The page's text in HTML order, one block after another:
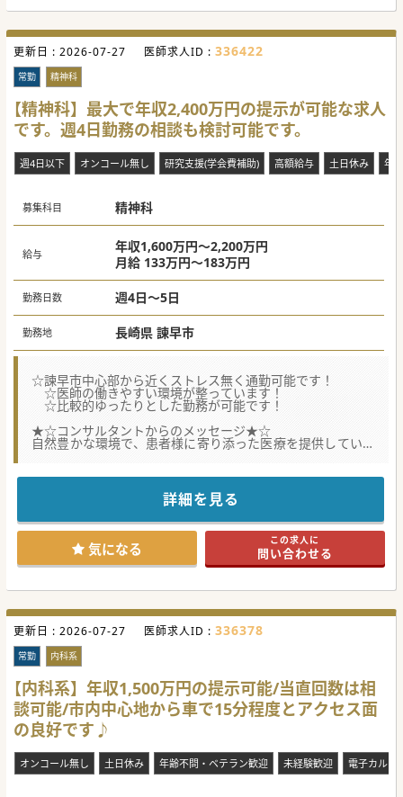
更新日 : 2026-07-27 医師求人ID : 336422
常勤 精神科
【精神科】最大で年収2,400万円の提示が可能な求人
です。週4日勤務の相談も検討可能です。
週4日以下 オンコール無し 研究支援(学会費補助) 高額給与 土日休み 年
募集科目 精神科
給与
年収1,600万円～2,200万円
月給 133万円～183万円
勤務日数 週4日～5日
勤務地 長崎県 諫早市
☆諫早市中心部から近くストレス無く通勤可能です！
☆医師の働きやすい環境が整っています！
☆比較的ゆったりとした勤務が可能です！
★☆コンサルタントからのメッセージ★☆
自然豊かな環境で、患者様に寄り添った医療を提供していま
す！
まずはご相談ください！
詳細を見る
気になる この求人に
問い合わせる
更新日 : 2026-07-27 医師求人ID : 336378
常勤 内科系
【内科系】年収1,500万円の提示可能/当直回数は相
談可能/市内中心地から車で15分程度とアクセス面
の良好です♪
オンコール無し 土日休み 年齢不問・ベテラン歓迎 未経験歓迎 電子カルテ